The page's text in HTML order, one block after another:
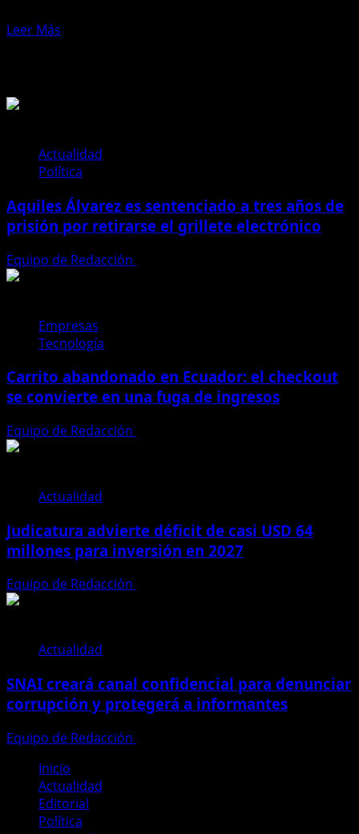
Leer Más
completa
de
inauguración,
horarios
y
dónde
Actualidad
Política
Aquiles Álvarez es sentenciado a tres años de
prisión por retirarse el grillete electrónico
Equipo de Redacción
Empresas
Tecnología
Carrito abandonado en Ecuador: el checkout
se convierte en una fuga de ingresos
Equipo de Redacción
Actualidad
Judicatura advierte déficit de casi USD 64
millones para inversión en 2027
Equipo de Redacción
Actualidad
SNAI creará canal confidencial para denunciar
corrupción y protegerá a informantes
Equipo de Redacción
Inicio
Actualidad
Editorial
Política